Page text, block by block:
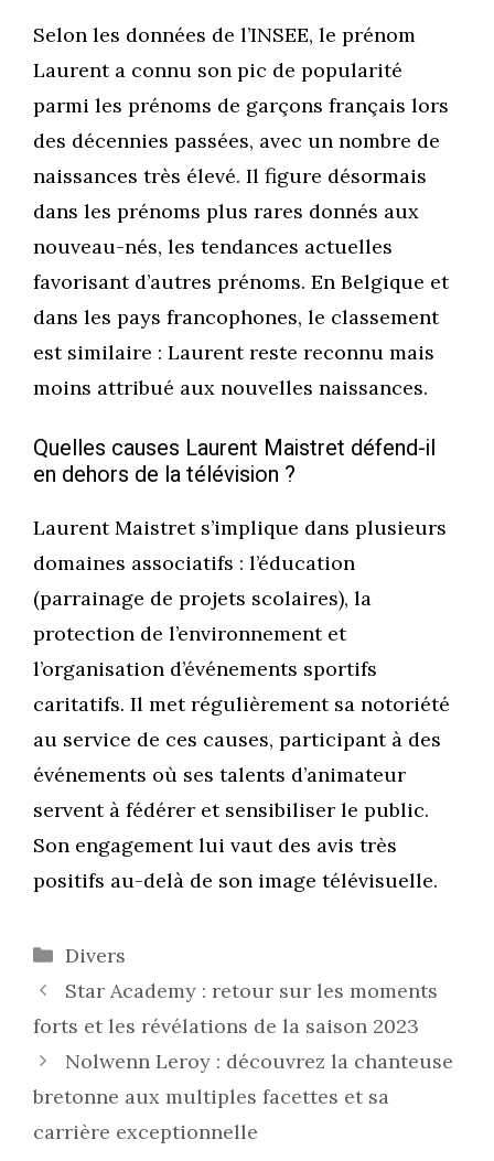
Selon les données de l’INSEE, le prénom
Laurent a connu son pic de popularité
parmi les prénoms de garçons français lors
des décennies passées, avec un nombre de
naissances très élevé. Il figure désormais
dans les prénoms plus rares donnés aux
nouveau-nés, les tendances actuelles
favorisant d’autres prénoms. En Belgique et
dans les pays francophones, le classement
est similaire : Laurent reste reconnu mais
moins attribué aux nouvelles naissances.
Quelles causes Laurent Maistret défend-il
en dehors de la télévision ?
Laurent Maistret s’implique dans plusieurs
domaines associatifs : l’éducation
(parrainage de projets scolaires), la
protection de l’environnement et
l’organisation d’événements sportifs
caritatifs. Il met régulièrement sa notoriété
au service de ces causes, participant à des
événements où ses talents d’animateur
servent à fédérer et sensibiliser le public.
Son engagement lui vaut des avis très
positifs au-delà de son image télévisuelle.
Catégories
Divers
Star Academy : retour sur les moments
forts et les révélations de la saison 2023
Nolwenn Leroy : découvrez la chanteuse
bretonne aux multiples facettes et sa
carrière exceptionnelle